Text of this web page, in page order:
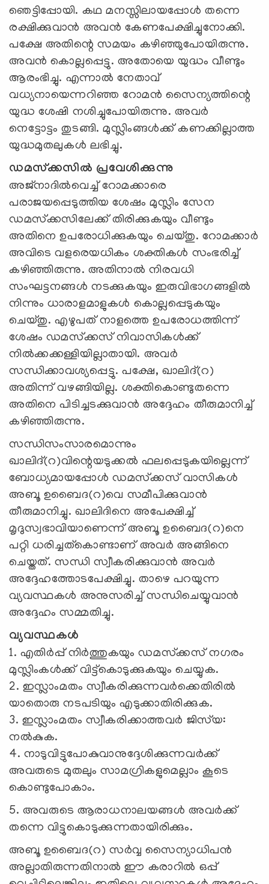
ഞെട്ടിപ്പോയി. കഥ മനസ്സിലായപ്പോള്‍ തന്നെ
രക്ഷിക്കുവാന്‍ അവന്‍ കേണപേക്ഷിച്ചുനോക്കി.
പക്ഷേ അതിന്റെ സമയം കഴിഞ്ഞുപോയിരുന്നു.
അവന്‍ കൊല്ലപ്പെട്ടു. അതോയെ യുദ്ധം വീണ്ടും
ആരംഭിച്ചു. എന്നാല്‍ നേതാവ്
വധ്യനായെന്നറിഞ്ഞ റോമന്‍ സൈന്യത്തിന്റെ
യുദ്ധ ശേഷി നശിച്ചുപോയിരുന്നു. അവര്‍
നെട്ടോട്ടം തുടങ്ങി. മുസ്ലിംങ്ങള്‍ക്ക് കണക്കില്ലാത്ത
യുദ്ധമുതലുകള്‍ ലഭിച്ചു.
ഡമസ്‌ക്കസില്‍ പ്രവേശിക്കുന്നു
അജ്‌നാദില്‍വെച്ച് റോമക്കാരെ
പരാജയപ്പെടുത്തിയ ശേഷം മുസ്ലിം സേന
ഡമസ്‌ക്കസിലേക്ക് തിരിക്കുകയും വീണ്ടും
അതിനെ ഉപരോധിക്കുകയും ചെയ്തു. റോമക്കാര്‍
അവിടെ വളരെയധികം ശക്തികള്‍ സംഭരിച്ച്
കഴിഞ്ഞിരുന്നു. അതിനാല്‍ നിരവധി
സംഘട്ടനങ്ങള്‍ നടക്കുകയും ഇരുവിഭാഗങ്ങളില്‍
നിന്നും ധാരാളമാളുകള്‍ കൊല്ലപ്പെടുകയും
ചെയ്തു. എഴുപത് നാളത്തെ ഉപരോധത്തിന്ന്
ശേഷം ഡമസ്‌ക്കസ് നിവാസികള്‍ക്ക്
നില്‍ക്കക്കള്ളിയില്ലാതായി. അവര്‍
സന്ധിക്കാവശ്യപ്പെട്ടു. പക്ഷേ, ഖാലിദ്(റ)
അതിന്ന് വഴങ്ങിയില്ല. ശക്തികൊണ്ടുതന്നെ
അതിനെ പിടിച്ചടക്കുവാന്‍ അദ്ദേഹം തീരുമാനിച്ച്
കഴിഞ്ഞിരുന്നു.
സന്ധിസംസാരമൊന്നും
ഖാലിദ്(റ)വിന്റെയടുക്കല്‍ ഫലപ്പെടുകയില്ലെന്ന്
ബോധ്യമായപ്പോള്‍ ഡമസ്‌ക്കസ് വാസികള്‍
അബൂ ഉബൈദ(റ)വെ സമീപിക്കുവാന്‍
തീരുമാനിച്ചു. ഖാലിദിനെ അപേക്ഷിച്ച്
മൃദുസ്വഭാവിയാണെന്ന് അബൂ ഉബൈദ(റ)നെ
പറ്റി ധരിച്ചത്‌കൊണ്ടാണ് അവര്‍ അങ്ങിനെ
ചെയ്തത്. സന്ധി സ്വീകരിക്കുവാന്‍ അവര്‍
അദ്ദേഹത്തോടപേക്ഷിച്ചു. താഴെ പറയുന്ന
വ്യവസ്ഥകള്‍ അനുസരിച്ച് സന്ധിചെയ്യുവാന്‍
അദ്ദേഹം സമ്മതിച്ചു.
വ്യവസ്ഥകള്‍
1. എതിര്‍പ്പ് നിര്‍ത്തുകയും ഡമസ്‌ക്കസ് നഗരം
മുസ്ലിംകള്‍ക്ക് വിട്ട്‌കൊടുക്കുകയും ചെയ്യുക.
2. ഇസ്ലാംമതം സ്വീകരിക്കുന്നവര്‍ക്കെതിരില്‍
യാതൊരു നടപടിയും എടുക്കാതിരിക്കുക.
3. ഇസ്ലാംമതം സ്വീകരിക്കാത്തവര്‍ ജിസ്‌യ:
നല്‍കുക.
4. നാടുവിട്ടുപോകുവാനുദ്ദേശിക്കുന്നവര്‍ക്ക്
അവരുടെ മുതലും സാമഗ്രികളുമെല്ലാം കൂടെ
കൊണ്ടുപോകാം.
5. അവരുടെ ആരാധനാലയങ്ങള്‍ അവര്‍ക്ക്
തന്നെ വിട്ടുകൊടുക്കുന്നതായിരിക്കും.
അബൂ ഉബൈദ(റ) സര്‍വ്വ സൈന്യാധിപന്‍
അല്ലാതിരുന്നതിനാല്‍ ഈ കരാറില്‍ ഒപ്പ്